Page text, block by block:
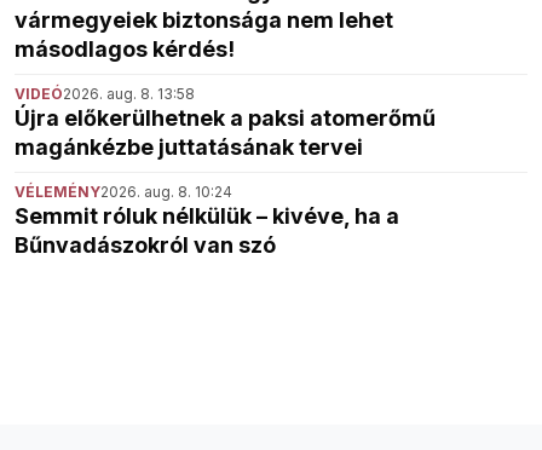
vármegyeiek biztonsága nem lehet
másodlagos kérdés!
VIDEÓ2026. aug. 8. 13:58
Újra előkerülhetnek a paksi atomerőmű
magánkézbe juttatásának tervei
VÉLEMÉNY2026. aug. 8. 10:24
Semmit róluk nélkülük – kivéve, ha a
Bűnvadászokról van szó